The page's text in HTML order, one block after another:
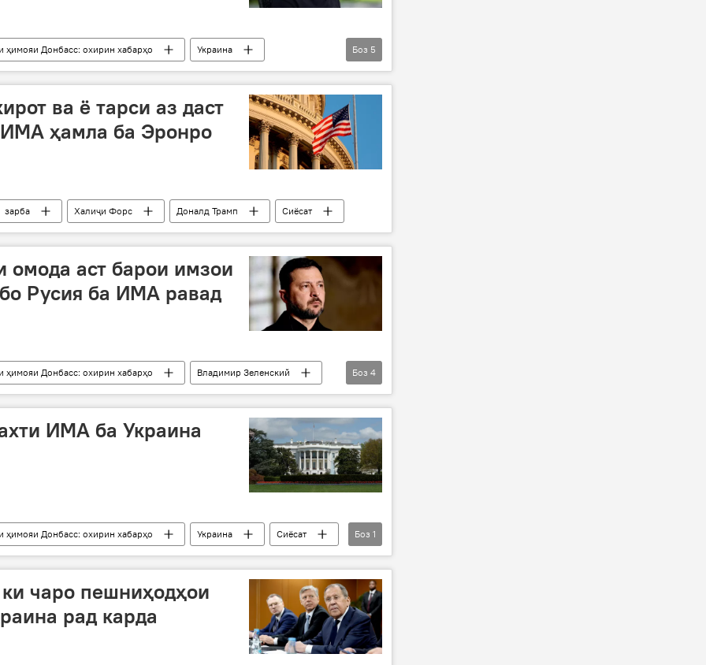
ҳимояи Донбасс: охирин хабарҳо
Украина
Сиёсат мулоқот сенатор
Боз 5
ва ё тарси аз даст
ҳамла ба Эронро
зарба Халиҷи Форс Доналд Трамп Сиёсат
омода аст барои имзои
Русия ба ИМА равад
ҳимояи Донбасс: охирин хабарҳо
Владимир Зеленский
созишнома
Боз 4
ИМА ба Украина
ҳимояи Донбасс: охирин хабарҳо Украина
Сиёсат
Боз 1
чаро пешниҳодҳои
рад карда